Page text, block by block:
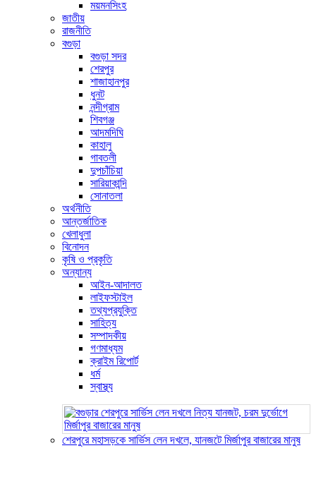
ময়মনসিংহ
জাতীয়
রাজনীতি
বগুড়া
বগুড়া সদর
শেরপুর
শাজাহানপুর
ধুনট
নন্দীগ্রাম
শিবগঞ্জ
আদমদিঘি
কাহালু
গাবতলী
দুপচাঁচিয়া
সারিয়াকান্দি
সোনাতলা
অর্থনীতি
আন্তর্জাতিক
খেলাধুলা
বিনোদন
কৃষি ও প্রকৃতি
অন্যান্য
আইন-আদালত
লাইফস্টাইল
তথ্যপ্রযুক্তি
সাহিত্য
সম্পাদকীয়
গণমাধ্যম
ক্রাইম রিপোর্ট
ধর্ম
স্বাস্থ্য
শেরপুরে মহাসড়কে সার্ভিস লেন দখলে, যানজটে মির্জাপুর বাজারের মানুষ